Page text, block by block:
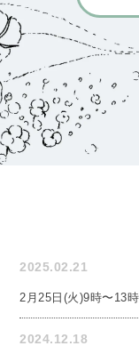
2025.02.21
2月25日(火)9時〜13
2024.12.18